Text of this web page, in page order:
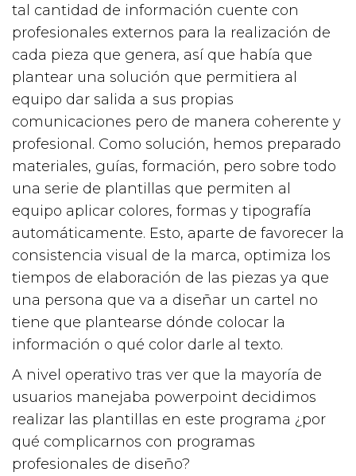
tal cantidad de información cuente con
profesionales externos para la realización de
cada pieza que genera, así que había que
plantear una solución que permitiera al
equipo dar salida a sus propias
comunicaciones pero de manera coherente y
profesional. Como solución, hemos preparado
materiales, guías, formación, pero sobre todo
una serie de plantillas que permiten al
equipo aplicar colores, formas y tipografía
automáticamente. Esto, aparte de favorecer la
consistencia visual de la marca, optimiza los
tiempos de elaboración de las piezas ya que
una persona que va a diseñar un cartel no
tiene que plantearse dónde colocar la
información o qué color darle al texto.
A nivel operativo tras ver que la mayoría de
usuarios manejaba powerpoint decidimos
realizar las plantillas en este programa ¿por
qué complicarnos con programas
profesionales de diseño?